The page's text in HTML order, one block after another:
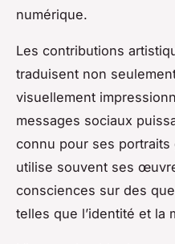
numérique.
Les contributions
traduisent non
visuellement
messages sociaux
connu pour ses
utilise souvent ses
consciences sur des
telles que l’identité et la